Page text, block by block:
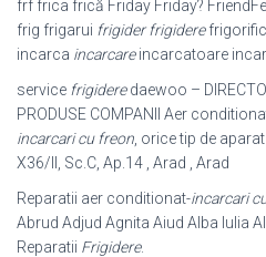
frf frica frică Friday Friday?
frig frigarui frigider frigiderefrigorific
incarca incarcareincarcatoare
service frigideredaewoo –
PRODUSE COMPANII Aer
incarcari cu freon , orice tip de
X36/II, Sc.C, Ap.14 , Arad , Arad
Reparatii aer conditionat-incarcari
Abrud Adjud Agnita Aiud Alba Iulia
Reparatii Frigidere.